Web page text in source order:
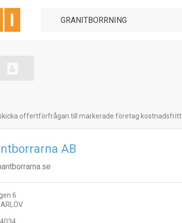
offertförfrågan till markerade företag kostnadsfritt
AB
6